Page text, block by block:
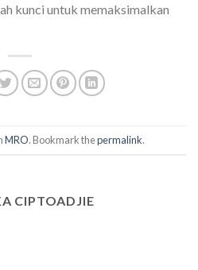
kunci untuk memaksimalkan
MRO. Bookmark thepermalink.
CIPTOADJIE